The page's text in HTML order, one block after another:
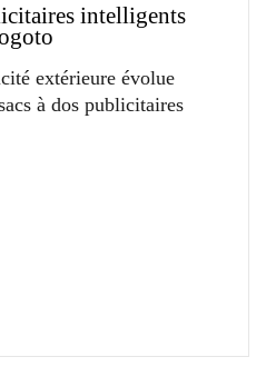
intelligents
extérieure évolue
à dos publicitaires